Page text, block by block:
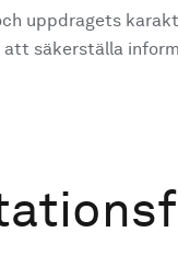
uppdragets
att säkerställa